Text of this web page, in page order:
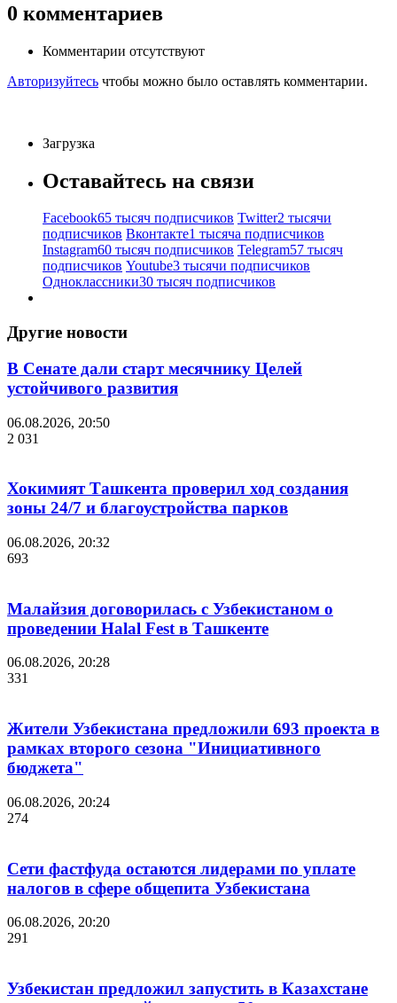
0 комментариев
Комментарии отсутствуют
Авторизуйтесь чтобы можно было оставлять комментарии.
Загрузка
Оставайтесь на связи
Facebook65 тысяч подписчиков Twitter2 тысячи
подписчиков Вконтакте1 тысяча подписчиков
Instagram60 тысяч подписчиков Telegram57 тысяч
подписчиков Youtube3 тысячи подписчиков
Одноклассники30 тысяч подписчиков
Другие новости
В Сенате дали старт месячнику Целей
устойчивого развития
06.08.2026, 20:50
2 031
Хокимият Ташкента проверил ход создания
зоны 24/7 и благоустройства парков
06.08.2026, 20:32
693
Малайзия договорилась с Узбекистаном о
проведении Halal Fest в Ташкенте
06.08.2026, 20:28
331
Жители Узбекистана предложили 693 проекта в
рамках второго сезона "Инициативного
бюджета"
06.08.2026, 20:24
274
Сети фастфуда остаются лидерами по уплате
налогов в сфере общепита Узбекистана
06.08.2026, 20:20
291
Узбекистан предложил запустить в Казахстане